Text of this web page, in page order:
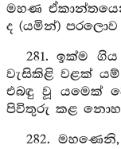
මහණ
ද (යමින්)
281. ඉක්ම
වැසිකිළි වළක්
එබඳු වූ යමෙක්
පිවිතුරු කළ
282.